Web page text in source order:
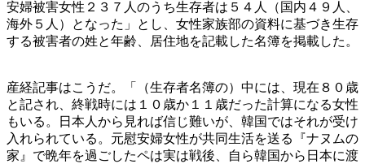
安婦被害女性２３７人のうち生存者は５４人（国内４９人、
海外５人）となった」とし、女性家族部の資料に基づき生存
する被害者の姓と年齢、居住地を記載した名簿を掲載した。
産経記事はこうだ。「（生存者名簿の）中には、現在８０歳
と記され、終戦時には１０歳か１１歳だった計算になる女性
もいる。日本人から見れば信じ難いが、韓国ではそれが受け
入れられている。元慰安婦女性が共同生活を送る『ナヌムの
家』で晩年を過ごしたペは実は戦後、自ら韓国から日本に渡